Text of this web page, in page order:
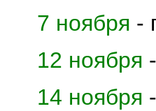
7 ноября -
12 ноября
14 ноября